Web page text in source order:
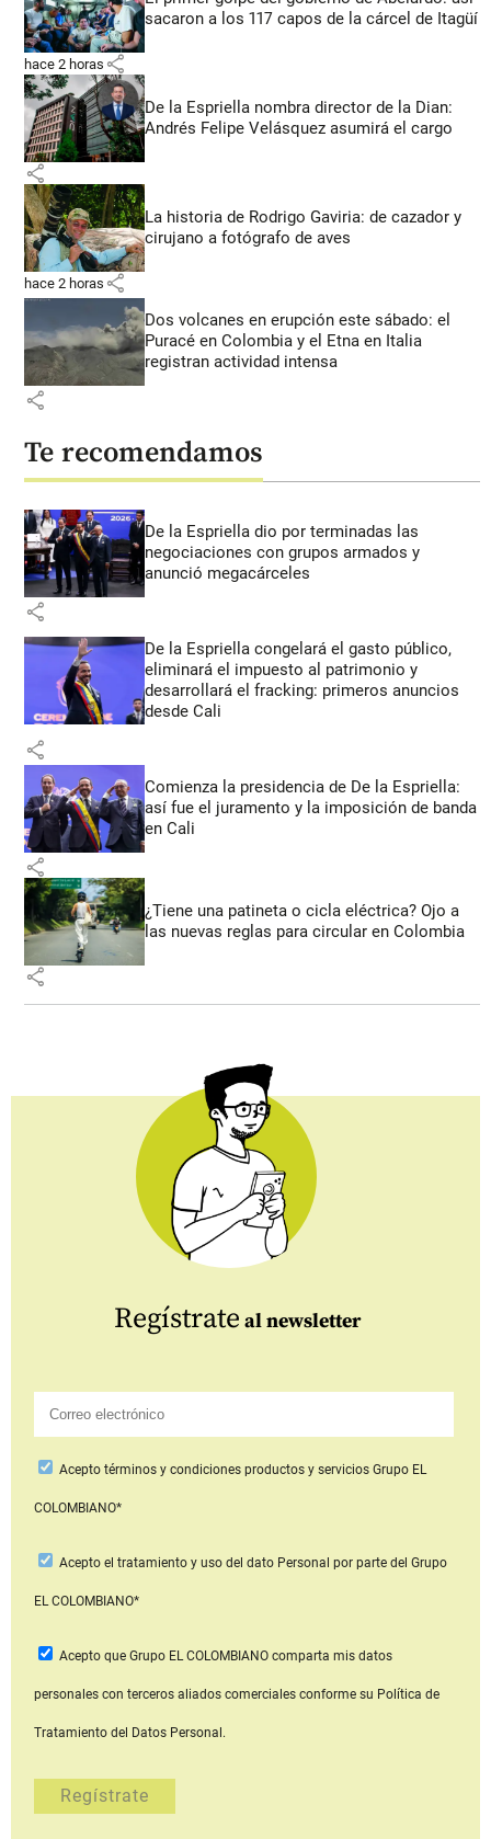
sacaron a los 117 capos de la cárcel de Itagüí
hace 2 horas share
De la Espriella nombra director de la Dian:
Andrés Felipe Velásquez asumirá el cargo
share
La historia de Rodrigo Gaviria: de cazador y
cirujano a fotógrafo de aves
hace 2 horas share
Dos volcanes en erupción este sábado: el
Puracé en Colombia y el Etna en Italia
registran actividad intensa
share
Te recomendamos
De la Espriella dio por terminadas las
negociaciones con grupos armados y
anunció megacárceles
share
De la Espriella congelará el gasto público,
eliminará el impuesto al patrimonio y
desarrollará el fracking: primeros anuncios
desde Cali
share
Comienza la presidencia de De la Espriella:
así fue el juramento y la imposición de banda
en Cali
share
¿Tiene una patineta o cicla eléctrica? Ojo a
las nuevas reglas para circular en Colombia
share
Regístrate al newsletter
Aceptotérminos y condiciones productos y serviciosGrupo EL
COLOMBIANO*
Acepto el tratamiento y uso del dato Personal por parte del Grupo
EL COLOMBIANO*
Acepto que Grupo EL COLOMBIANOcomparta mis datos
personales con terceros aliados comerciales conforme su Política de
Tratamiento del Datos Personal.